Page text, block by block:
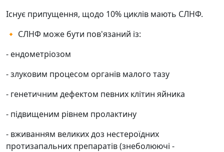
Існує припущення, щодо 10% циклів мають СЛНФ.
🔸 СЛНФ може бути пов'язаний із:
- ендометріозом
- злуковим процесом органів малого тазу
- генетичним дефектом певних клітин яйника
- підвищеним рівнем пролактину
- вживанням великих доз нестероїдних
протизапальних препаратів (знеболюючі -